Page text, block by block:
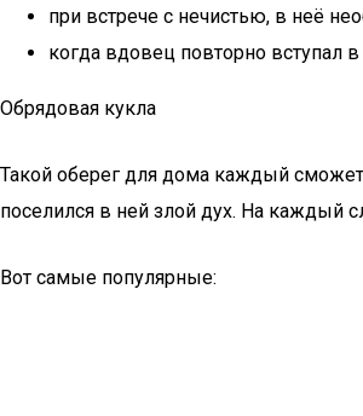
при встрече с нечистью, в неё
когда вдовец повторно вступал
Обрядовая кукла
Такой оберег для дома каждый
поселился в ней злой дух. На каждый
Вот самые популярные: